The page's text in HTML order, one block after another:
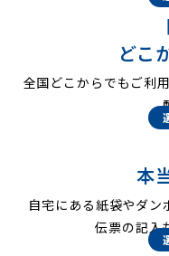
どこ
全国どこからでもご利
本
自宅にある紙袋やダン
伝票の記入